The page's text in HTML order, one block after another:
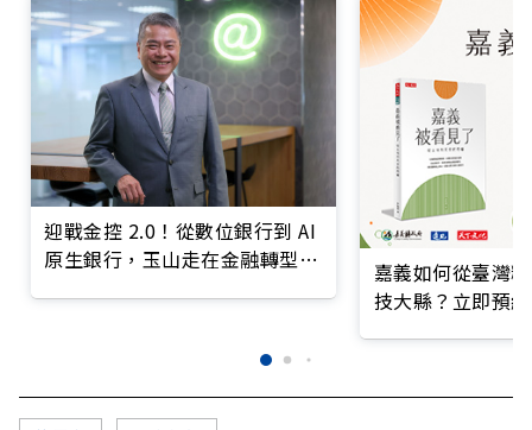
迎戰金控 2.0！從數位銀行到 AI
原生銀行，玉山走在金融轉型最
嘉義如何從臺灣
技大縣？立即預